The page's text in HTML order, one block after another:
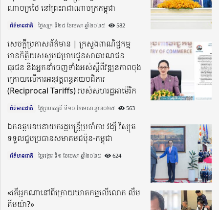
ណាចក្រថៃ នៅព្រះរាជាណាចក្រកម្ពុជា
ព័ត៌មានជាតិ ថ្ងៃសុក្រ ទី២៥ ខែមេសា ឆ្នាំ២០២៥​ 582
សេចក្តីប្រកាសព័ត៌មាន | ក្រសួងពាណិជ្ជកម្ម
មានកិត្តិយសសូមជម្រាបជូនសាធារណជន
ធុរជន និងអ្នកនាំចេញទាំងអស់ស្ដីពីវឌ្ឍនភាពចុង
ក្រោយលើការអនុវត្តពន្ធគយបដិការ
(Reciprocal Tariffs) របស់សហរដ្ឋអាម៉េរិក
ព័ត៌មានជាតិ ថ្ងៃព្រហស្បតិ៍ ទី១០ ខែមេសា ឆ្នាំ២០២៥​ 563
ឯកឧត្តមឧបនាយករដ្ឋមន្ត្រីប្រចាំការ វង្សី វិស្សុត
ទទួលជួបប្រធានសមាគមជប៉ុន-កម្ពុជា
ព័ត៌មានជាតិ ថ្ងៃអង្គារ ទី១ ខែមេសា ឆ្នាំ២០២៥​ 624
«តើអ្នកណានៅពីក្រោយឃាតកម្មលើលោក លឹម
គីមយ៉ា?»